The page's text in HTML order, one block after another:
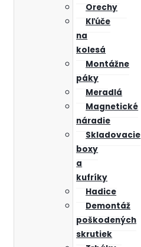
Orechy
Kľúče
na
kolesá
Montážne
páky
Meradlá
Magnetické
náradie
Skladovacie
boxy
a
kufríky
Hadice
Demontáž
poškodených
skrutiek